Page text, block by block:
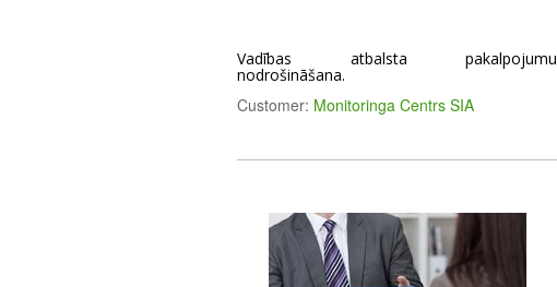
Vadības atbalsta pakalpojumu
nodrošināšana.
Customer: Monitoringa Centrs SIA